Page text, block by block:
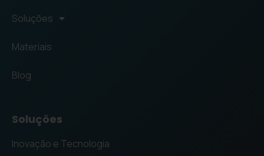
Soluções
Materiais
Blog
Soluções
Inovação e Tecnologia